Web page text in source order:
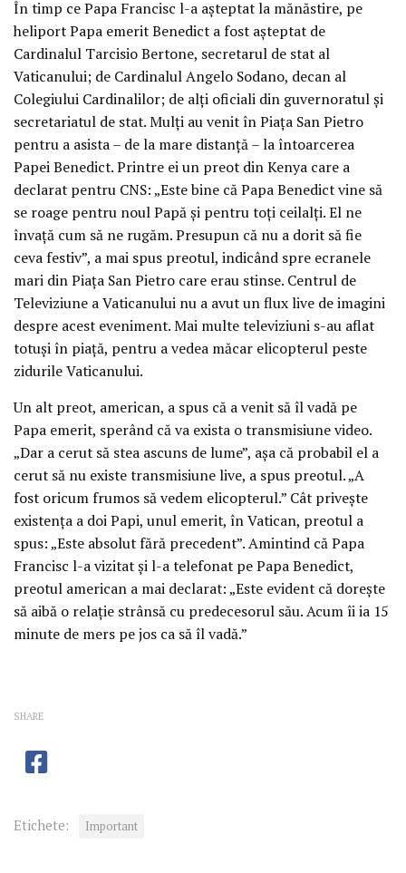
În timp ce Papa Francisc l-a aşteptat la mănăstire, pe
heliport Papa emerit Benedict a fost aşteptat de
Cardinalul Tarcisio Bertone, secretarul de stat al
Vaticanului; de Cardinalul Angelo Sodano, decan al
Colegiului Cardinalilor; de alţi oficiali din guvernoratul şi
secretariatul de stat. Mulţi au venit în Piaţa San Pietro
pentru a asista – de la mare distanţă – la întoarcerea
Papei Benedict. Printre ei un preot din Kenya care a
declarat pentru CNS: „Este bine că Papa Benedict vine să
se roage pentru noul Papă şi pentru toţi ceilalţi. El ne
învaţă cum să ne rugăm. Presupun că nu a dorit să fie
ceva festiv”, a mai spus preotul, indicând spre ecranele
mari din Piaţa San Pietro care erau stinse. Centrul de
Televiziune a Vaticanului nu a avut un flux live de imagini
despre acest eveniment. Mai multe televiziuni s-au aflat
totuşi în piaţă, pentru a vedea măcar elicopterul peste
zidurile Vaticanului.
Un alt preot, american, a spus că a venit să îl vadă pe
Papa emerit, sperând că va exista o transmisiune video.
„Dar a cerut să stea ascuns de lume”, aşa că probabil el a
cerut să nu existe transmisiune live, a spus preotul. „A
fost oricum frumos să vedem elicopterul.” Cât priveşte
existenţa a doi Papi, unul emerit, în Vatican, preotul a
spus: „Este absolut fără precedent”. Amintind că Papa
Francisc l-a vizitat şi l-a telefonat pe Papa Benedict,
preotul american a mai declarat: „Este evident că doreşte
să aibă o relaţie strânsă cu predecesorul său. Acum îi ia 15
minute de mers pe jos ca să îl vadă.”
SHARE
Etichete: Important